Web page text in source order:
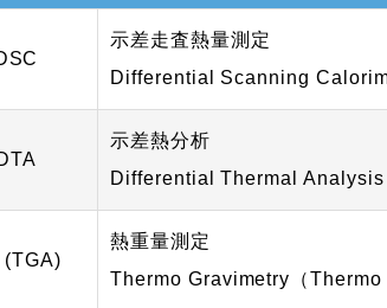
示差走査熱量測定
Differential Scanning
示差熱分析
Differential Thermal Analysis
(TGA)
熱重量測定
Thermo Gravimetry（Thermo